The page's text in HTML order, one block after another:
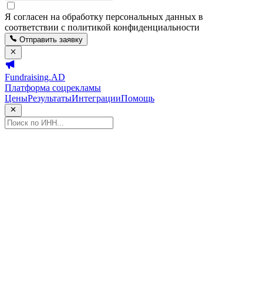
Я согласен на обработку персональных данных в
соответствии с политикой конфиденциальности
Отправить заявку
Fundraising.AD
Платформа соцрекламы
ЦеныРезультатыИнтеграцииПомощь